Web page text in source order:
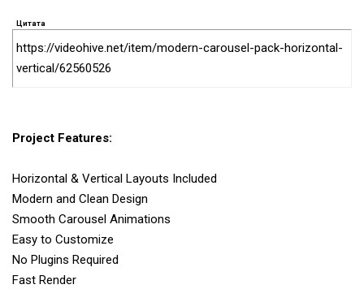
Цитата
https://videohive.net/item/modern-carousel-pack-horizontal-
vertical/62560526
Project Features:
Horizontal & Vertical Layouts Included
Modern and Clean Design
Smooth Carousel Animations
Easy to Customize
No Plugins Required
Fast Render